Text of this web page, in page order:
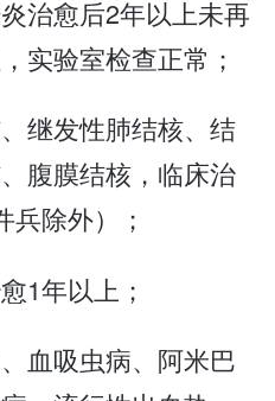
治愈后2年以上未再
实验室检查正常；
继发性肺结核、结
腹膜结核，临床治
除外）；
1年以上；
血吸虫病、阿米巴